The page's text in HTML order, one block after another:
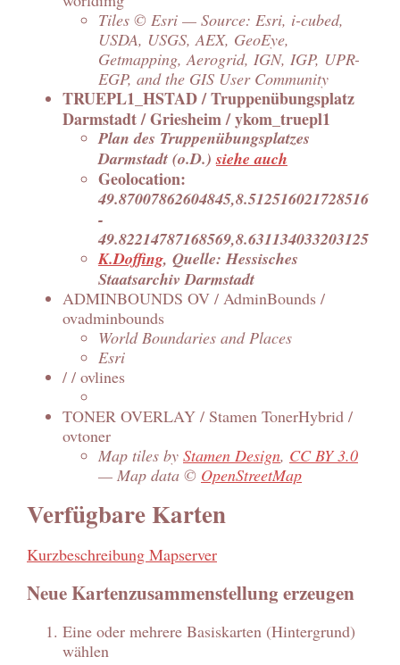
Tiles © Esri — Source: Esri, i-cubed,
USDA, USGS, AEX, GeoEye,
Getmapping, Aerogrid, IGN, IGP, UPR-
EGP, and the GIS User Community
TRUEPL1_HSTAD / Truppenübungsplatz
Darmstadt / Griesheim / ykom_truepl1
Plan des Truppenübungsplatzes
Darmstadt (o.D.)siehe auch
Geolocation:
49.87007862604845,8.512516021728516
-
49.82214787168569,8.631134033203125
K.Doffing, Quelle: Hessisches
Staatsarchiv Darmstadt
ADMINBOUNDS OV / AdminBounds /
ovadminbounds
World Boundaries and Places
Esri
/ / ovlines
TONER OVERLAY / Stamen TonerHybrid /
ovtoner
Map tiles by Stamen Design, CC BY 3.0
— Map data © OpenStreetMap
Verfügbare Karten
Kurzbeschreibung Mapserver
Neue Kartenzusammenstellung erzeugen
Eine oder mehrere Basiskarten (Hintergrund)
wählen